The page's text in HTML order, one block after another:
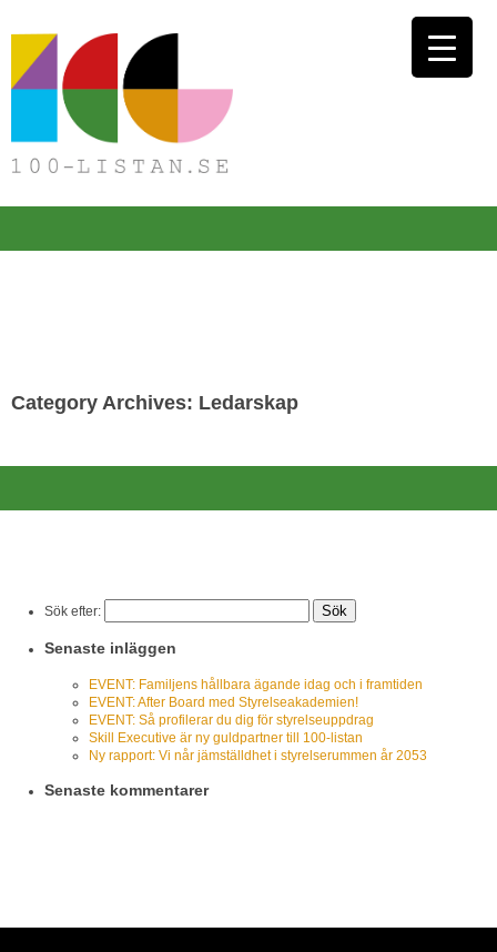
Category Archives: Ledarskap
Sök efter:
Senaste inläggen
EVENT: Familjens hållbara ägande idag och i framtiden
EVENT: After Board med Styrelseakademien!
EVENT: Så profilerar du dig för styrelseuppdrag
Skill Executive är ny guldpartner till 100-listan
Ny rapport: Vi når jämställdhet i styrelserummen år 2053
Senaste kommentarer